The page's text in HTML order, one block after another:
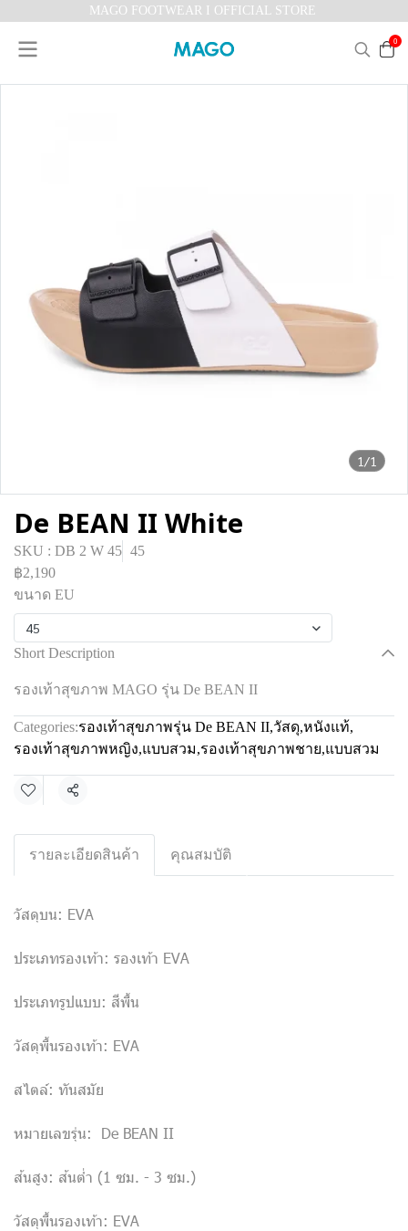
MAGO FOOTWEAR I OFFICIAL STORE
0
1/1
De BEAN II White
SKU : DB 2 W 45 45
฿2,190
ขนาด EU
45
Short Description
รองเท้าสุขภาพ MAGO รุ่น De BEAN II
Categories:รองเท้าสุขภาพรุ่น De BEAN II,วัสดุ,หนังแท้,
รองเท้าสุขภาพหญิง,แบบสวม,รองเท้าสุขภาพชาย,แบบสวม
Share
รายละเอียดสินค้า คุณสมบัติ
วัสดุบน: EVA
ประเภทรองเท้า: รองเท้า EVA
ประเภทรูปแบบ: สีพื้น
วัสดุพื้นรองเท้า: EVA
สไตล์: ทันสมัย
หมายเลขรุ่น: De BEAN II
ส้นสูง: ส้นต่ำ (1 ซม. - 3 ซม.)
วัสดุพื้นรองเท้า: EVA